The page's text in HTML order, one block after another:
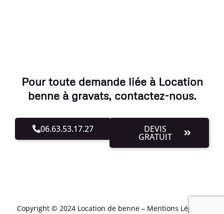
Pour toute demande liée à Location
benne à gravats, contactez-nous.
06.63.53.17.27 DEVIS
GRATUIT
Copyright © 2024 Location de benne – Mentions Légales